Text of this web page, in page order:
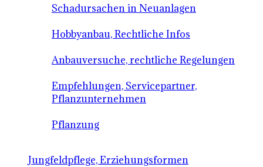
Schadursachen in Neuanlagen
Hobbyanbau, Rechtliche Infos
Anbauversuche, rechtliche Regelungen
Empfehlungen, Servicepartner,
Pflanzunternehmen
Pflanzung
Jungfeldpflege, Erziehungsformen